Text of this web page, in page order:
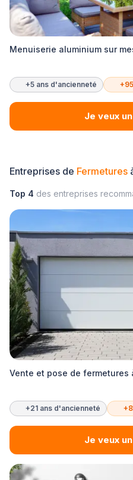
Menuiserie aluminium sur
+5 ans d'ancienneté
Je veux
Entreprises de Fermetures
Top 4 des entreprises
Vente et pose de fermetures
+21 ans d'ancienneté
Je veux